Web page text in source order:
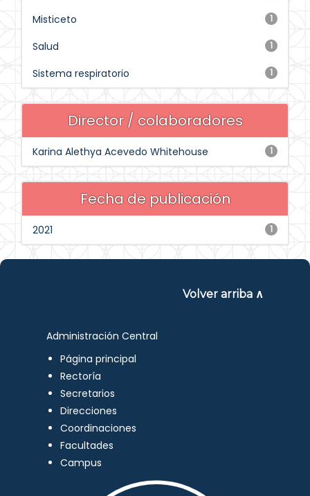
1
Misticeto
1
Salud
1
Sistema respiratorio
Director / colaboradores
1
Karina Alethya Acevedo Whitehouse
Fecha de publicación
1
2021
Volver arriba ∧
Administración Central
Página principal
Rectoría
Secretarios
Direcciones
Coordinaciones
Facultades
Campus